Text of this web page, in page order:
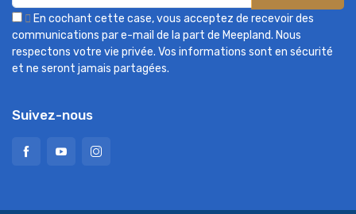
 En cochant cette case, vous acceptez de recevoir des
communications par e-mail de la part de Meepland. Nous
respectons votre vie privée. Vos informations sont en sécurité
et ne seront jamais partagées.
Suivez-nous